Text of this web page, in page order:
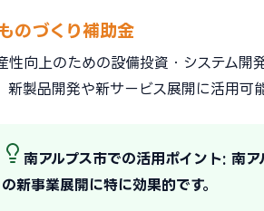
ものづくり補助金
性向上のための設備投資・システム
新製品開発や新サービス展開に活用可能
南アルプス市での活用ポイント: 南
の新事業展開に特に効果的です。